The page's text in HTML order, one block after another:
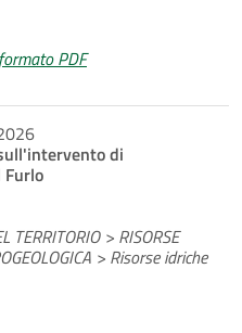
PDF
di
TERRITORIO > RISORSE
> Risorse idriche